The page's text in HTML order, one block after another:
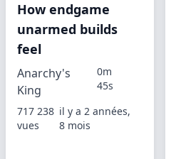
How endgame
unarmed builds
feel
Anarchy's
King
0m
45s
717 238
vues
il y a 2 années,
8 mois